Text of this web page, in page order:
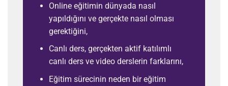
Online eğitimin dünyada nasıl
yapıldığını ve gerçekte nasıl olması
gerektiğini,
Canlı ders, gerçekten aktif katılımlı
canlı ders ve video derslerin farklarını,
Eğitim sürecinin neden bir eğitim